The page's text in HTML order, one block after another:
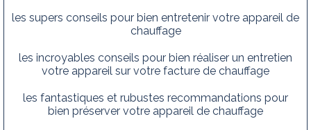
les supers conseils pour bien entretenir votre appareil de
chauffage
les incroyables conseils pour bien réaliser un entretien
votre appareil sur votre facture de chauffage
les fantastiques et rubustes recommandations pour
bien préserver votre appareil de chauffage